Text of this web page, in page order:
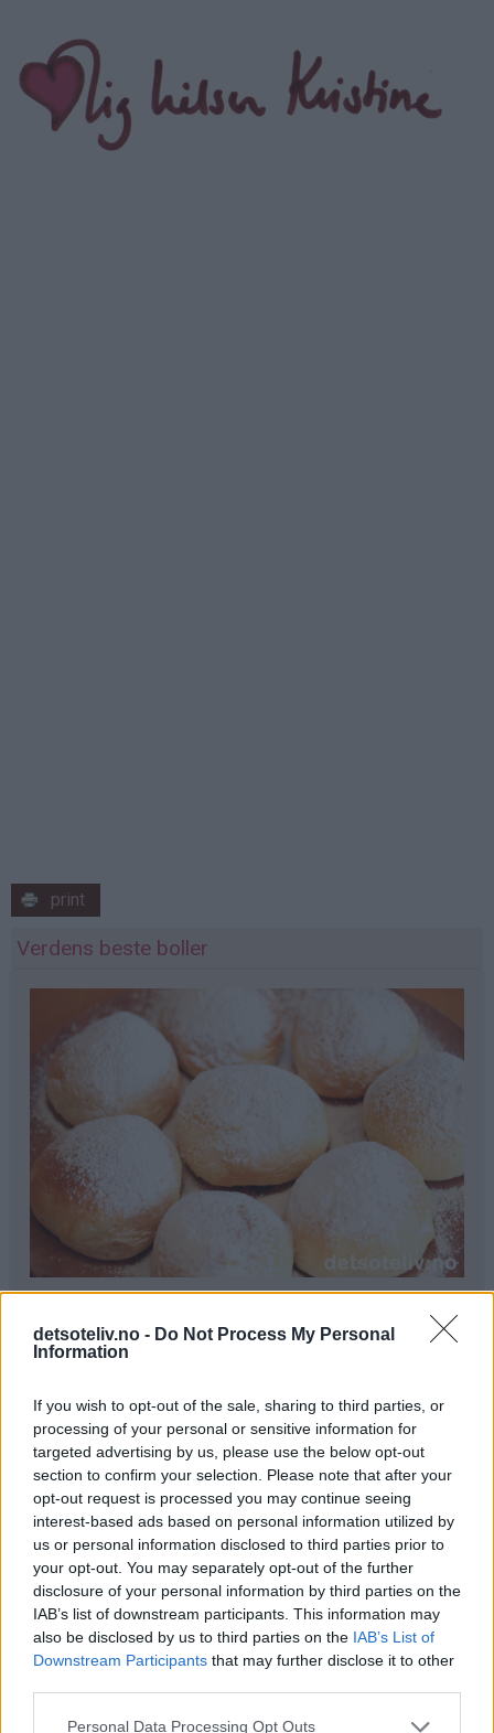
detsoteliv.no - Do Not Process My Personal
Information
If you wish to opt-out of the sale, sharing to third parties, or
processing of your personal or sensitive information for
targeted advertising by us, please use the below opt-out
section to confirm your selection. Please note that after your
opt-out request is processed you may continue seeing
interest-based ads based on personal information utilized by
us or personal information disclosed to third parties prior to
your opt-out. You may separately opt-out of the further
disclosure of your personal information by third parties on the
IAB’s list of downstream participants. This information may
also be disclosed by us to third parties on the IAB’s List of
Downstream Participants that may further disclose it to other
Personal Data Processing Opt Outs
print
Verdens beste boller
1 liter melk
250 g melis
100 g gjær
0,5 ts kardemomme
1,5 kg hvetemel
Pynt:
melisdryss
Fremgangsmåte
Kok opp melk, smør og melis. Avkjøl blandingen til den